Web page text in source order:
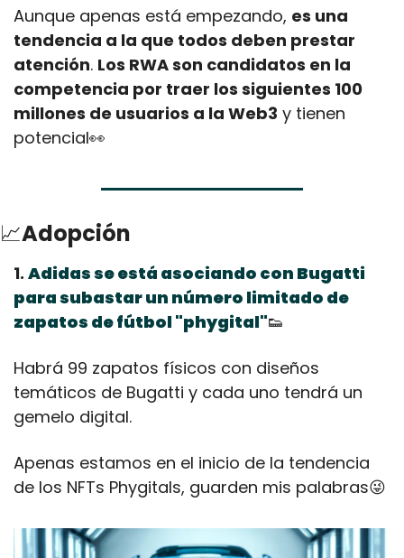
Aunque apenas está empezando, es una
tendencia a la que todos deben prestar
atención. Los RWA son candidatos en la
competencia por traer los siguientes 100
millones de usuarios a la Web3 y tienen
potencial👀
📈Adopción
1. Adidas se está asociando con Bugatti
para subastar un número limitado de
zapatos de fútbol "phygital"👟
Habrá 99 zapatos físicos con diseños
temáticos de Bugatti y cada uno tendrá un
gemelo digital.
Apenas estamos en el inicio de la tendencia
de los NFTs Phygitals, guarden mis palabras😜